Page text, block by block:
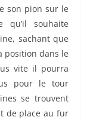
son pion sur le
qu’il souhaite
sachant que
position dans le
vite il pourra
pour le tour
se trouvent
de place au fur